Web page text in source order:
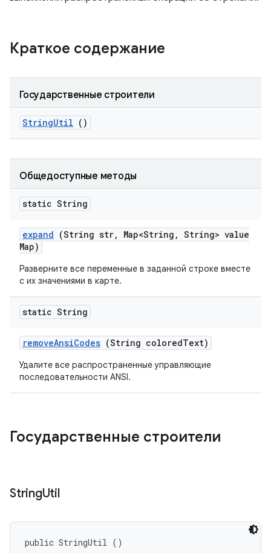
Краткое содержание
Государственные строители
StringUtil ()
Общедоступные методы
static String
expand (String str, Map<String , String> value
Map)
Разверните все переменные в заданной строке вместе
с их значениями в карте.
static String
removeAnsiCodes (String coloredText)
Удалите все распространенные управляющие
последовательности ANSI.
Государственные строители
StringUtil
public StringUtil ()